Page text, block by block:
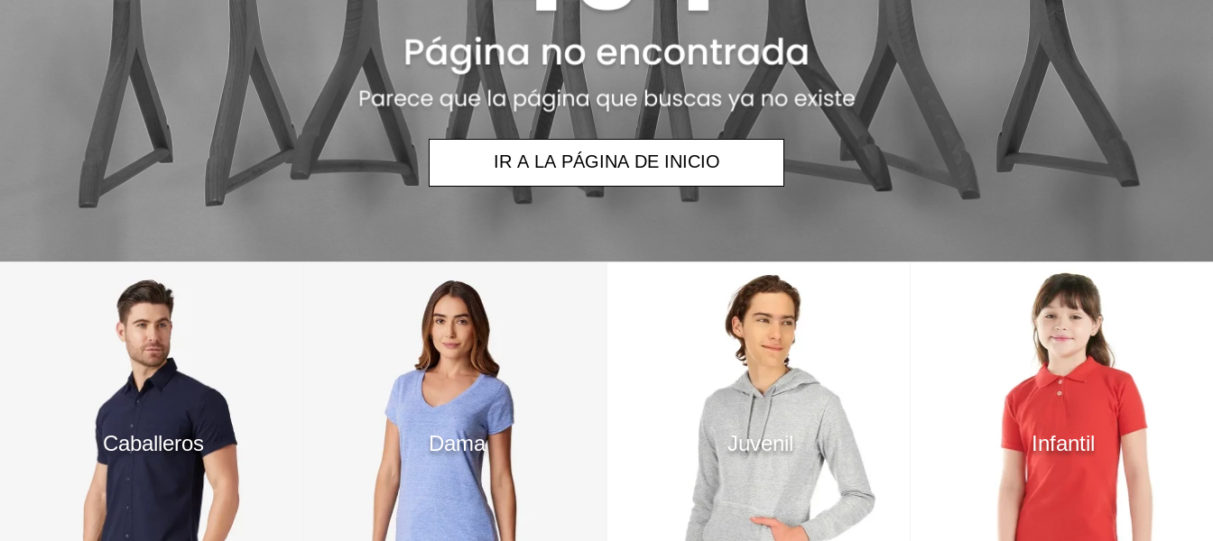
IR A LA PÁGINA DE INICIO
Caballeros Dama Juvenil Infantil
pantalones caballero
playera polo
playera manga larga